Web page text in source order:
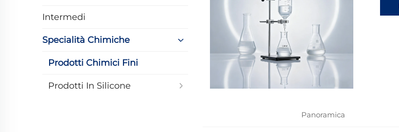
Intermedi
Specialità Chimiche
Prodotti Chimici Fini
Prodotti In Silicone
Panoramica